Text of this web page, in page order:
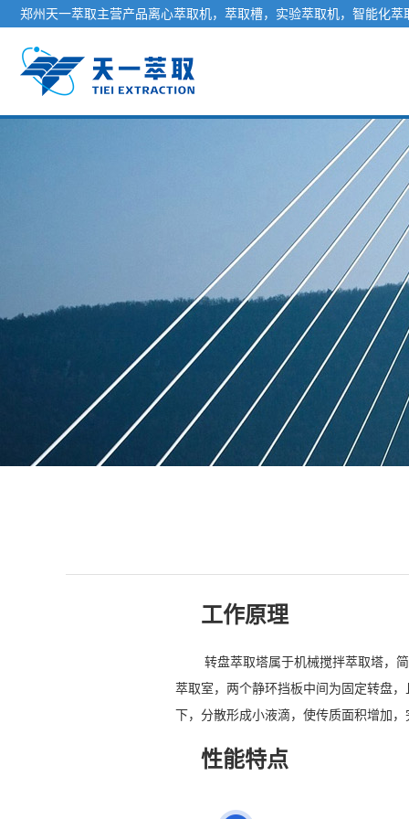
郑州天一萃取主营产品离心萃取机，萃取槽，实验萃取机，智能化
工作原理
转盘萃取塔属于机械搅拌萃取塔，
萃取室，两个静环挡板中间为固定转盘
下，分散形成小液滴，使传质面积增加
性能特点